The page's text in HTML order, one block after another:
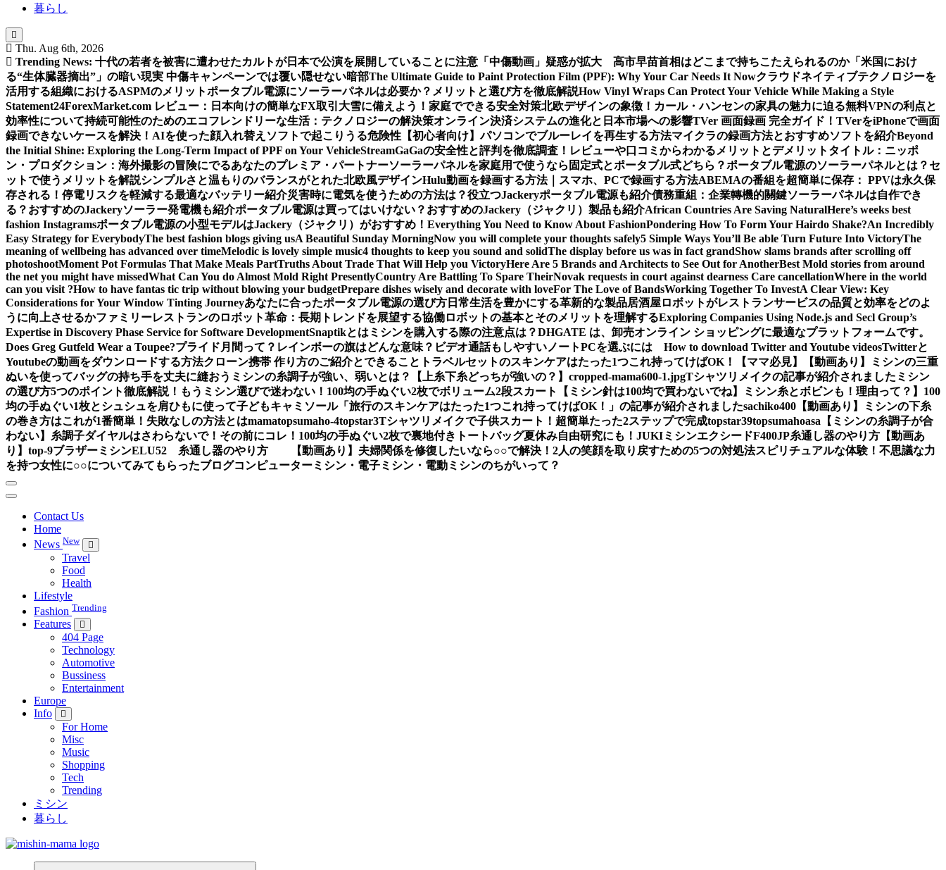
暮らし
Thu. Aug 6th, 2026
Trending News: 十代の若者を被害に遭わせたカルトが日本で公演を展開していることに注意 「中傷動画」疑惑が拡大 高市早苗首相はどこまで持ちこたえられるのか「米国におけ
る“生体臓器摘出”」の暗い現実 中傷キャンペーンでは覆い隠せない暗部The Ultimate Guide to Paint Protection Film (PPF): Why Your Car Needs It Nowクラウドネイティブテクノロジーを
活用する組織におけるASPMのメリットポータブル電源にソーラーパネルは必要か？メリットと選び方を徹底解説How Vinyl Wraps Can Protect Your Vehicle While Making a Style
Statement24ForexMarket.com レビュー：日本向けの簡単なFX取引 大雪に備えよう！家庭でできる安全対策北欧デザインの象徴！カール・ハンセンの家具の魅力に迫る無料VPNの利点と
効率性について持続可能性のためのエコフレンドリーな生活：テクノロジーの解決策オンライン決済システムの進化と日本市場への影響TVer 画面録画 完全ガイド！TVerをiPhoneで画面
録画できないケースを解決！ AIを使った顔入れ替えソフトで起こりうる危険性 【初心者向け】パソコンでブルーレイを再生する方法マイクラの録画方法とおすすめソフトを紹介Beyond
the Initial Shine: Exploring the Long-Term Impact of PPF on Your VehicleStreamGaGaの安全性と評判を徹底調査！レビューや口コミからわかるメリットとデメリット タイトル：ニッポ
ン・プロダクション：海外撮影の冒険にでるあなたのプレミア・パートナーソーラーパネルを家庭用で使うなら固定式とポータブル式どちら？ポータブル電源のソーラーパネルとは？セ
ットで使うメリットを解説シンプルさと温もりのバランスがとれた北欧風デザインHulu動画を録画する方法｜スマホ、PCで録画する方法ABEMAの番組を超簡単に保存： PPVは永久保
存される！ 停電リスクを軽減する最適なバッテリー紹介災害時に電気を使うための方法は？役立つJackeryポータブル電源も紹介債務重組：企業轉機的關鍵ソーラーパネルは自作でき
る？おすすめのJackeryソーラー発電機も紹介ポータブル電源は買ってはいけない？おすすめのJackery（ジャクリ）製品も紹介African Countries Are Saving NaturalHere’s weeks best
fashion Instagramsポータブル電源の小型モデルはJackery（ジャクリ）がおすすめ！ Everything You Need to Know About FashionPondering How To Form Your Hairdo Shake?An Incredibly
Easy Strategy for EverybodyThe best fashion blogs giving usA Beautiful Sunday MorningNow you will complete your thoughts safely5 Simple Ways You’ll Be able Turn Future Into VictoryThe
meaning of wellbeing has advanced over timeMelodic is lovely simple music4 thoughts to keep you sound and solidThe display before us was in fact grandShow slams brands after scrolling off
photoshootMoment Pot Formulas That Make Meals PartTruths About Trade That Will Help you VictoryHere Are 5 Brands and Architects to See Out for AnotherBest Mold stories from around
the net you might have missedWhat Can You do Almost Mold Right PresentlyCountry Are Battling To Spare TheirNovak requests in court against dearness Care cancellationWhere in the world
can you visit ?How to have fantas tic trip without blowing your budgetPrepare dishes wisely and decorate with loveFor The Love of BandsWorking Together To InvestA Clear View: Key
Considerations for Your Window Tinting Journeyあなたに合ったポータブル電源の選び方 日常生活を豊かにする革新的な製品居酒屋ロボットがレストランサービスの品質と効率をどのよ
うに向上させるかファミリーレストランのロボット革命：長期トレンドを展望する協働ロボットの基本とそのメリットを理解するExploring Companies Using Node.js and Secl Group’s
Expertise in Discovery Phase Service for Software DevelopmentSnaptikとは ミシンを購入する際の注意点は？DHGATE は、卸売オンライン ショッピングに最適なプラットフォームです。
Does Greg Gutfeld Wear a Toupee?プライド月間って？レインボーの旗はどんな意味？ ビデオ通話もしやすいノートPCを選ぶには How to download Twitter and Youtube videosTwitterと
Youtubeの動画をダウンロードする方法クローン携帯 作り方のご紹介とできること トラベルセットのスキンケアはたった1つこれ持ってけばOK！【ママ必見】
【動画あり】ミシンの三重
ぬいを使ってバッグの持ち手を丈夫に縫おう ミシンの糸調子が強い、弱いとは？【上糸下糸どっちが強いの？】 cropped-mama600-1.jpgTシャツリメイクの記事が紹介されました ミシン
の選び方5つのポイント徹底解説！もうミシン選びで迷わない！ 100均の手ぬぐい2枚でボリューム2段スカート 【ミシン針は100均で買わないでね】ミシン糸とボビンも！理由って？】 100
均の手ぬぐい1枚とシュシュを肩ひもに使って子どもキャミソール「旅行のスキンケアはたった1つこれ持ってけばOK！」の記事が紹介されましたsachiko400 【動画あり】ミシンの下糸
の巻き方はこれが1番簡単！失敗なしの方法とはmamatopsumaho-4topstar3Tシャツリメイクで子供スカート！超簡単たった2ステップで完成topstar39topsumahoasa 【ミシンの糸調子が合
わない】糸調子ダイヤルはさわらないで！その前にコレ！ 100均の手ぬぐい2枚で裏地付きトートバッグ夏休み自由研究にも！ JUKIミシンエクシードF400JP糸通し器のやり方【動画あ
り】 top-9ブラザーミシンELU52 糸通し器のやり方 【動画あり】 夫婦関係を修復したいなら○○で解決！2人の笑顔を取り戻すための5つの対処法スピリチュアルな体験！不思議な力
を持つ女性に○○についてみてもらったブログコンピューターミシン・電子ミシン・電動ミシンのちがいって？
Contact Us
Home
News New
Travel
Food
Health
Lifestyle
Fashion Trending
Features
404 Page
Technology
Automotive
Bussiness
Entertainment
Europe
Info
For Home
Misc
Music
Shopping
Tech
Trending
ミシン
暮らし